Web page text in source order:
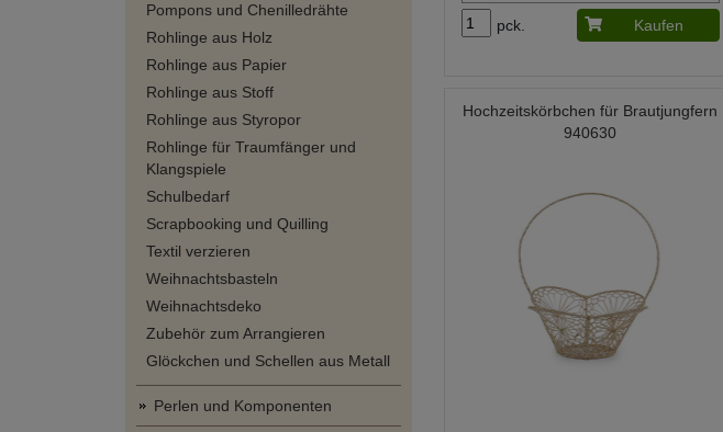
Pompons und Chenilledrähte
Rohlinge aus Holz
Rohlinge aus Papier
Rohlinge aus Stoff
Rohlinge aus Styropor
Rohlinge für Traumfänger und
Klangspiele
Schulbedarf
Scrapbooking und Quilling
Textil verzieren
Weihnachtsbasteln
Weihnachtsdeko
Zubehör zum Arrangieren
Glöckchen und Schellen aus Metall
Perlen und Komponenten
pck. Kaufen
Hochzeitskörbchen für Brautjungfern
940630